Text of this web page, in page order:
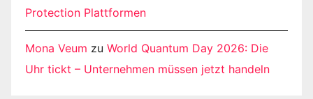
Protection Plattformen
Mona Veum zu World Quantum Day 2026: Die
Uhr tickt – Unternehmen müssen jetzt handeln